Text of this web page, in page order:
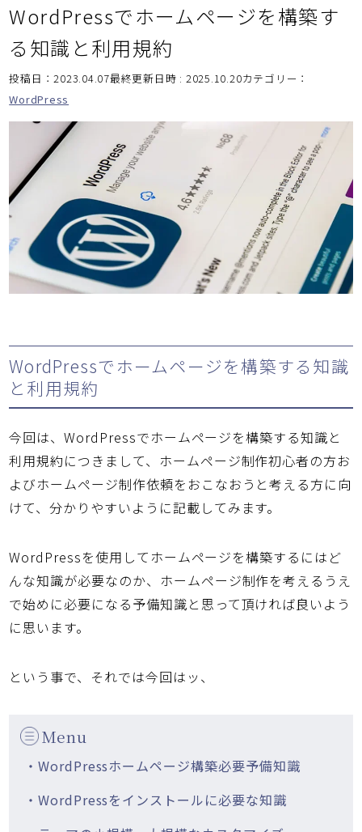
WordPressでホームページを構築す
る知識と利用規約
投稿日：2023.04.07最終更新日時 : 2025.10.20カテゴリー：
WordPress
WordPressでホームページを構築する知識
と利用規約
今回は、WordPressでホームページを構築する知識と
利用規約につきまして、ホームページ制作初心者の方お
よびホームページ制作依頼をおこなおうと考える方に向
けて、分かりやすいように記載してみます。
WordPressを使用してホームページを構築するにはど
んな知識が必要なのか、ホームページ制作を考えるうえ
で始めに必要になる予備知識と思って頂ければ良いよう
に思います。
という事で、それでは今回はッ、
Menu
・WordPressホームページ構築必要予備知識
・WordPressをインストールに必要な知識